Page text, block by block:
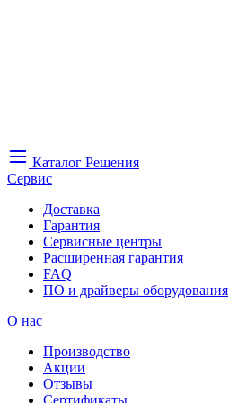
Каталог Решения
Сервис
Доставка
Гарантия
Сервисные центры
Расширенная гарантия
FAQ
ПО и драйверы оборудования
О нас
Производство
Акции
Отзывы
Сертификаты